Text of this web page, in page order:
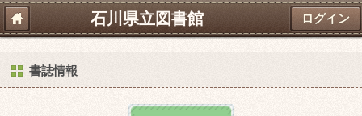
石川県立図書館 ログイン
書誌情報